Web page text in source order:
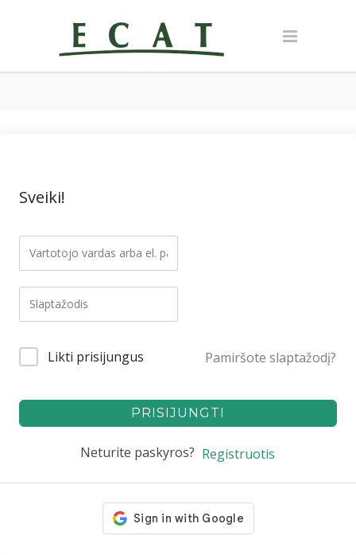
Sveiki!
Likti prisijungus Pamiršote slaptažodį?
PRISIJUNGTI
Neturite paskyros? Registruotis